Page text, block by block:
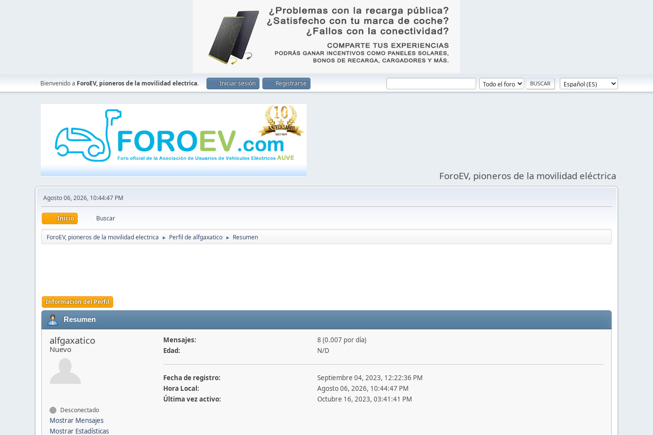
Bienvenido a ForoEV, pioneros de la movilidad electrica. Iniciar sesión Registrarse
ForoEV, pioneros de la movilidad eléctrica
Agosto 06, 2026, 10:44:47 PM
Inicio Buscar
ForoEV, pioneros de la movilidad electrica ► Perfil de alfgaxatico ► Resumen
Información del Perfil
Resumen
alfgaxatico
Nuevo
Desconectado
Mostrar Mensajes
Mostrar Estadísticas
Mensajes:
8 (0.007 por día)
Edad:
N/D
Fecha de registro:
Septiembre 04, 2023, 12:22:36 PM
Hora Local:
Agosto 06, 2026, 10:44:47 PM
Última vez activo:
Octubre 16, 2023, 03:41:41 PM